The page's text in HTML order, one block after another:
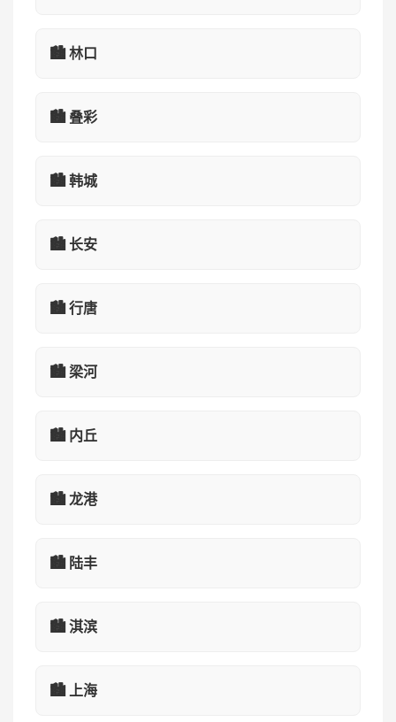
🏙️ 林口
🏙️ 叠彩
🏙️ 韩城
🏙️ 长安
🏙️ 行唐
🏙️ 梁河
🏙️ 内丘
🏙️ 龙港
🏙️ 陆丰
🏙️ 淇滨
🏙️ 上海